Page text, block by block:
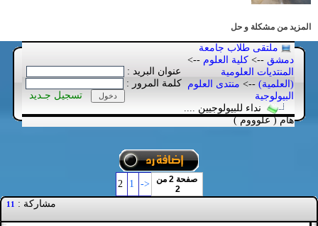
المزيد من مشكلة و حل
ملتقى طلاب جامعة
دمشق --> كلية العلوم -->
المنتديات العلومية
(العلمية) --> منتدى العلوم
البيولوجية
نداء للبيولوجيين ....
هام ( علوووم )
عنوان البريد :
كلمة المرور :
تسجيل جـديد
صفحة 2 من
2
<-
2
مشاركة :
11